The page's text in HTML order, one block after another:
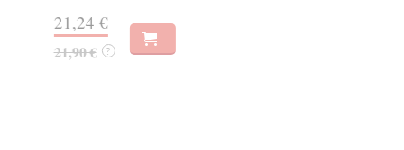
21,24 €
21,90 € ?